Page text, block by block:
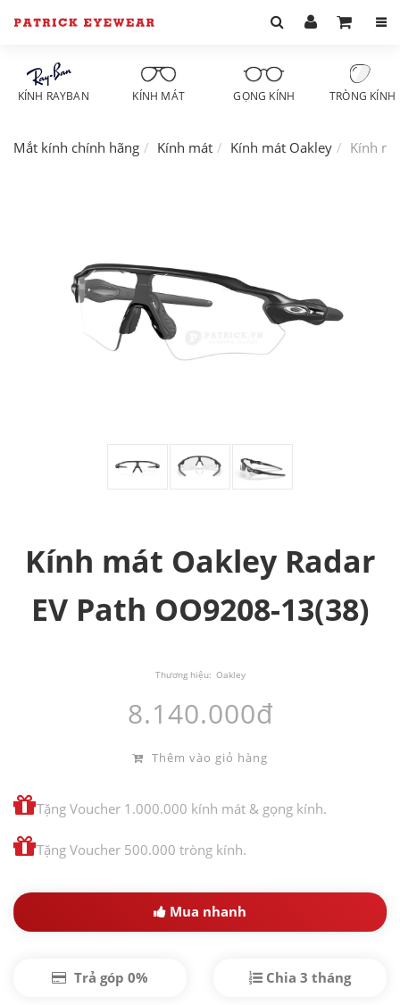
KÍNH RAYBAN KÍNH MÁT GỌNG KÍNH TRÒNG KÍNH
Mắt kính chính hãng Kính mát Kính mát Oakley Kính
Kính mát Oakley Radar
EV Path OO9208-13(38)
Thương hiệu: Oakley
8.140.000đ
Thêm vào giỏ hàng
Tặng Voucher 1.000.000 kính mát & gọng kính.
Tặng Voucher 500.000 tròng kính.
Mua nhanh
Trả góp 0% Chia 3 tháng